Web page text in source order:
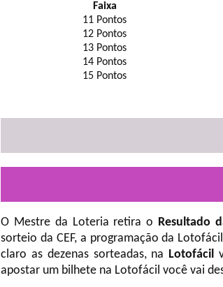
Faixa
11 Pontos
12 Pontos
13 Pontos
14 Pontos
15 Pontos
O Mestre da Loteria retira o Resultado
sorteio da CEF, a programação da Lotofácil
claro as dezenas sorteadas, na Lotofácil
apostar um bilhete na Lotofácil você vai